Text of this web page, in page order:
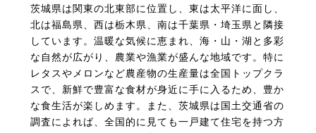
茨城県は関東の北東部に位置し、東は太平洋に面し、
北は福島県、西は栃木県、南は千葉県・埼玉県と隣接
しています。温暖な気候に恵まれ、海・山・湖と多彩
な自然が広がり、農業や漁業が盛んな地域です。特に
レタスやメロンなど農産物の生産量は全国トップクラ
スで、新鮮で豊富な食材が身近に手に入るため、豊か
な食生活が楽しめます。また、茨城県は国土交通省の
調査によれば、全国的に見ても一戸建て住宅を持つ方